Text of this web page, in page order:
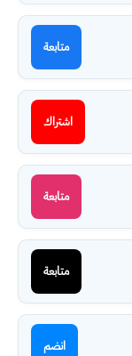
متابعة
اشتراك
متابعة
متابعة
انضم